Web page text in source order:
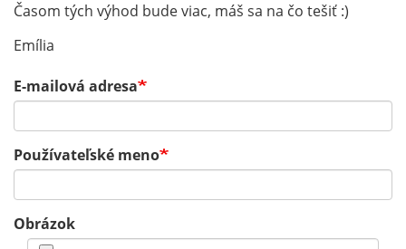
Časom tých výhod bude viac, máš sa na čo tešiť :)
Emília
E-mailová adresa
Používateľské meno
Obrázok